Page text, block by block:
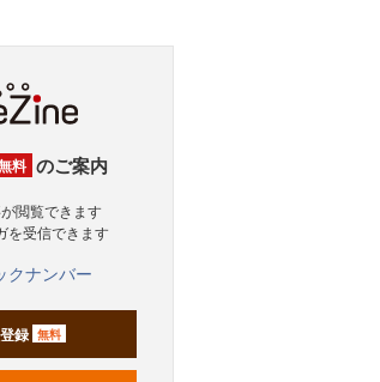
料 のご案内
閲覧できます
を受信できます
クナンバー
録 無料